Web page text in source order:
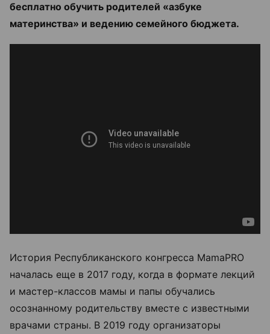
бесплатно обучить родителей «азбуке
материнства» и ведению семейного бюджета.
История Республиканского конгресса MamaPRO
началась еще в 2017 году, когда в формате лекций
и мастер-классов мамы и папы обучались
осознанному родительству вместе с известными
врачами страны. В 2019 году организаторы